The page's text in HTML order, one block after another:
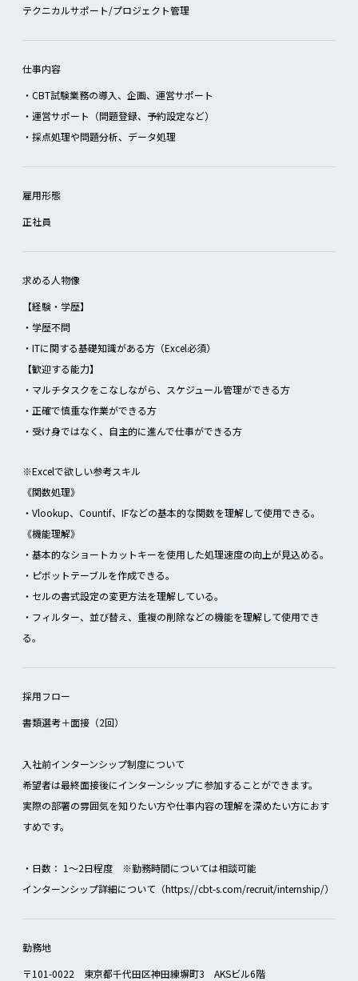
テクニカルサポート/プロジェクト管理
仕事内容
・CBT試験業務の導入、企画、運営サポート
・運営サポート（問題登録、予約設定など）
・採点処理や問題分析、データ処理
雇用形態
正社員
求める人物像
【経験・学歴】
・学歴不問
・ITに関する基礎知識がある方（Excel必須）
【歓迎する能力】
・マルチタスクをこなしながら、スケジュール管理ができる方
・正確で慎重な作業ができる方
・受け身ではなく、自主的に進んで仕事ができる方
※Excelで欲しい参考スキル
《関数処理》
・Vlookup、Countif、IFなどの基本的な関数を理解して使用できる。
《機能理解》
・基本的なショートカットキーを使用した処理速度の向上が見込める。
・ピボットテーブルを作成できる。
・セルの書式設定の変更方法を理解している。
・フィルター、並び替え、重複の削除などの機能を理解して使用でき
る。
採用フロー
書類選考＋面接（2回）
入社前インターンシップ制度について
希望者は最終面接後にインターンシップに参加することができます。
実際の部署の雰囲気を知りたい方や仕事内容の理解を深めたい方におす
すめです。
・日数： 1～2日程度 ※勤務時間については相談可能
インターンシップ詳細について（https://cbt-s.com/recruit/internship/）
勤務地
〒101-0022 東京都千代田区神田練塀町3 AKSビル6階